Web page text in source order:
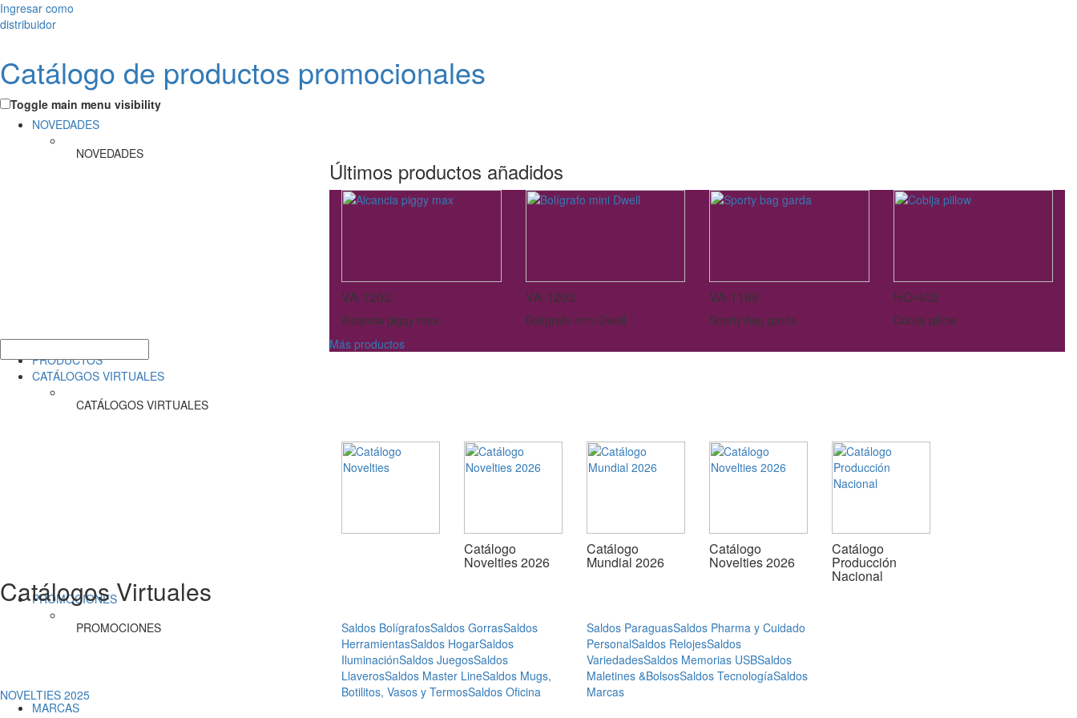
Ingresar como
distribuidor
Catálogo de productos promocionales
Toggle main menu visibility
NOVEDADES
NOVEDADES
Últimos productos añadidos
VA-1203
Alcancia piggy max
VA-1203
Bolígrafo mini Dwell
VA-1189
Sporty bag garda
HO-403
Cobija pillow
Más productos
PRODUCTOS
CATÁLOGOS VIRTUALES
CATÁLOGOS VIRTUALES
Catálogo
Novelties 2026
Catálogo
Mundial 2026
Catálogo
Novelties 2026
Catálogo
Producción
Nacional
PROMOCIONES
PROMOCIONES
Saldos BolígrafosSaldos GorrasSaldos
HerramientasSaldos HogarSaldos
IluminaciónSaldos JuegosSaldos
LlaverosSaldos Master LineSaldos Mugs,
Botilitos, Vasos y TermosSaldos Oficina
Saldos ParaguasSaldos Pharma y Cuidado
PersonalSaldos RelojesSaldos
VariedadesSaldos Memorias USBSaldos
Maletines &BolsosSaldos TecnologíaSaldos
Marcas
MARCAS
Catálogos Virtuales
NOVELTIES 2025